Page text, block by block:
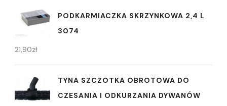
PODKARMIACZKA SKRZYNKOWA 2,4 L
3074
21,90zł
TYNA SZCZOTKA OBROTOWA DO
CZESANIA I ODKURZANIA DYWANÓW